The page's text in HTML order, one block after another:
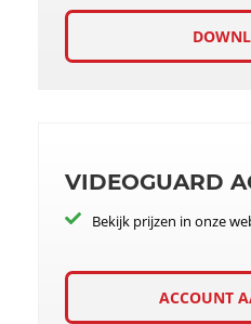
VIDEOGUARD
Bekijk prijzen in onze
ACCOUNT